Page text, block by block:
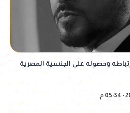
وحصوله على الجنسية المصرية